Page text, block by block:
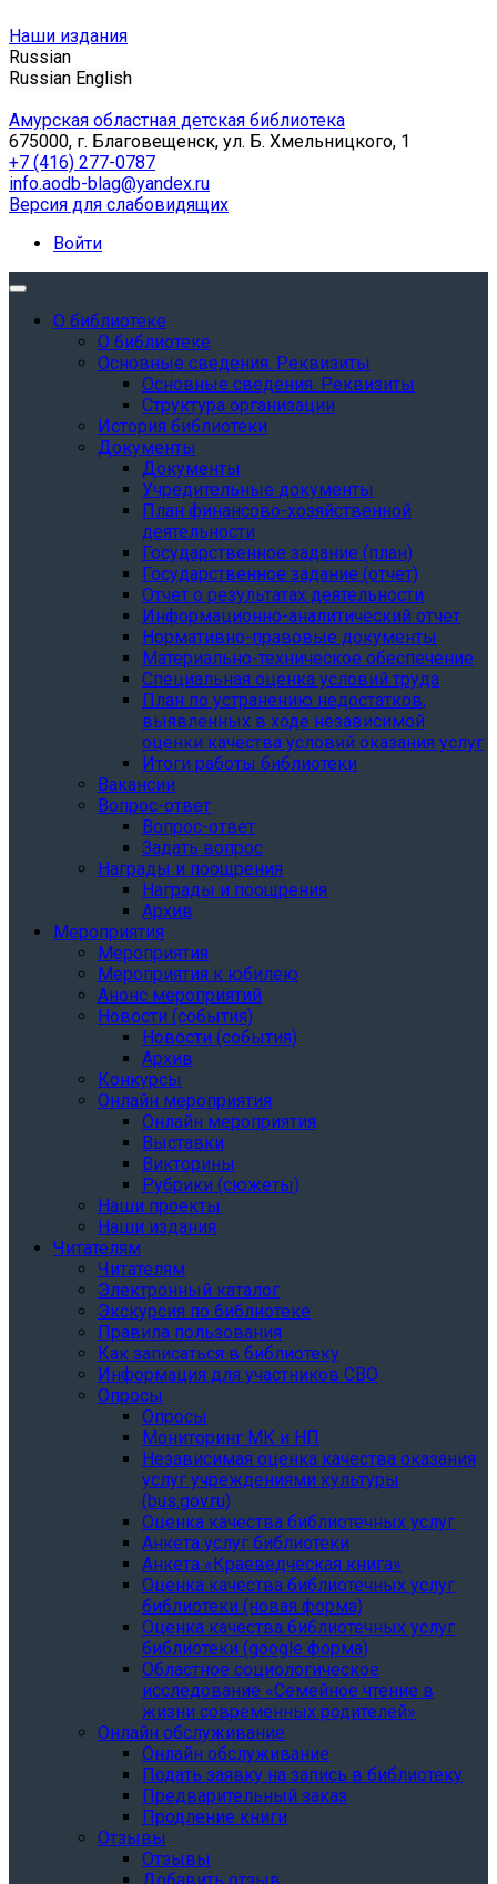
Наши издания
Russian
Russian English
Амурская областная детская библиотека
675000, г. Благовещенск, ул. Б. Хмельницкого, 1
+7 (416) 277-0787
info.aodb-blag@yandex.ru
Версия для слабовидящих
Войти
О библиотеке
О библиотеке
Основные сведения. Реквизиты
Основные сведения. Реквизиты
Структура организации
История библиотеки
Документы
Документы
Учредительные документы
План финансово-хозяйственной
деятельности
Государственное задание (план)
Государственное задание (отчет)
Отчет о результатах деятельности
Информационно-аналитический отчет
Нормативно-правовые документы
Материально-техническое обеспечение
Специальная оценка условий труда
План по устранению недостатков,
выявленных в ходе независимой
оценки качества условий оказания услуг
Итоги работы библиотеки
Вакансии
Вопрос-ответ
Вопрос-ответ
Задать вопрос
Награды и поощрения
Награды и поощрения
Архив
Мероприятия
Мероприятия
Мероприятия к юбилею
Анонс мероприятий
Новости (события)
Новости (события)
Архив
Конкурсы
Онлайн мероприятия
Онлайн мероприятия
Выставки
Викторины
Рубрики (сюжеты)
Наши проекты
Наши издания
Читателям
Читателям
Электронный каталог
Экскурсия по библиотеке
Правила пользования
Как записаться в библиотеку
Информация для участников СВО
Опросы
Опросы
Мониторинг МК и НП
Независимая оценка качества оказания
услуг учреждениями культуры
(bus.gov.ru)
Оценка качества библиотечных услуг
Анкета услуг библиотеки
Анкета «Краеведческая книга»
Oценка качества библиотечных услуг
библиотеки (новая форма)
Oценка качества библиотечных услуг
библиотеки (google форма)
Областное социологическое
исследование «Семейное чтение в
жизни современных родителей»
Онлайн обслуживание
Онлайн обслуживание
Подать заявку на запись в библиотеку
Предварительный заказ
Продление книги
Отзывы
Отзывы